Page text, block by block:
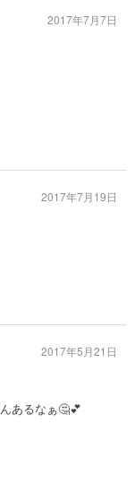
2017年7月7日
2017年7月19日
あるなぁ🤔💕
2017年5月21日